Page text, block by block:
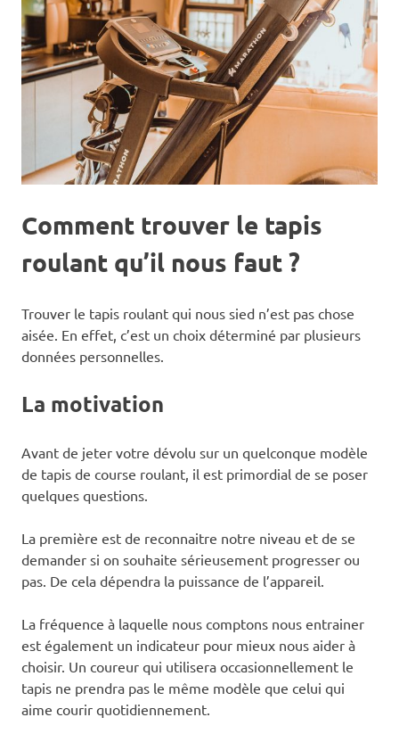
Comment trouver le tapis
roulant qu’il nous faut ?
Trouver le tapis roulant qui nous sied n’est pas chose
aisée. En effet, c’est un choix déterminé par plusieurs
données personnelles.
La motivation
Avant de jeter votre dévolu sur un quelconque modèle
de tapis de course roulant, il est primordial de se poser
quelques questions.
La première est de reconnaitre notre niveau et de se
demander si on souhaite sérieusement progresser ou
pas. De cela dépendra la puissance de l’appareil.
La fréquence à laquelle nous comptons nous entrainer
est également un indicateur pour mieux nous aider à
choisir. Un coureur qui utilisera occasionnellement le
tapis ne prendra pas le même modèle que celui qui
aime courir quotidiennement.